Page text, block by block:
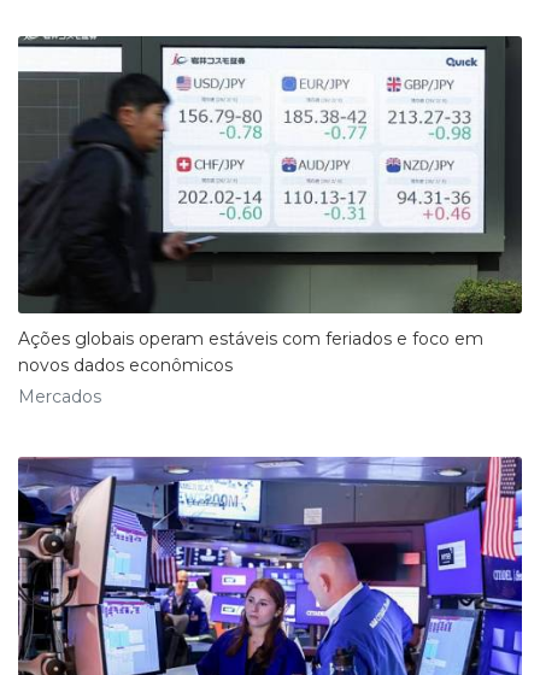
Ações globais operam estáveis com feriados e foco em
novos dados econômicos
Mercados